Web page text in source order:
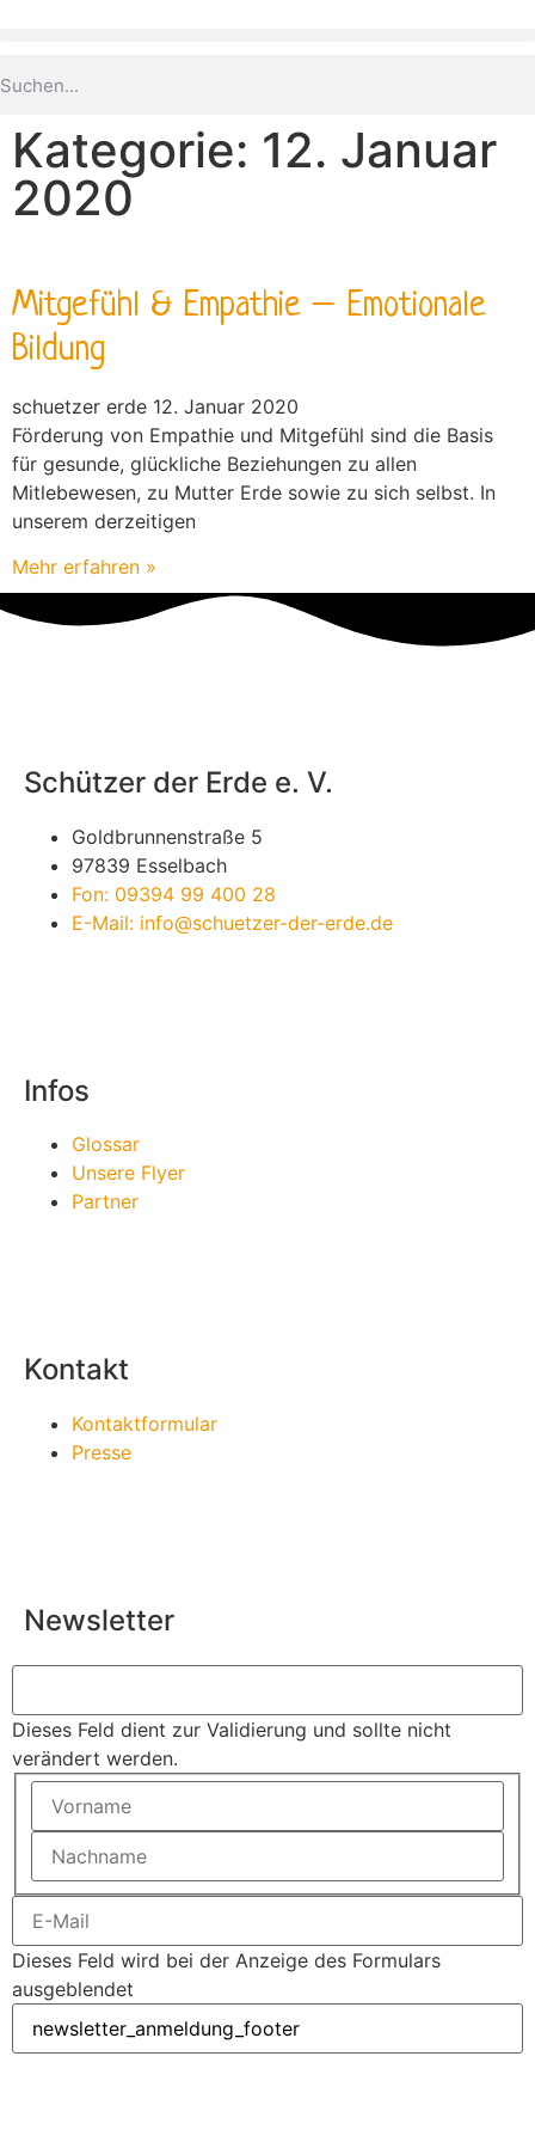
Kategorie: 12. Januar
2020
Mitgefühl & Empathie – Emotionale
Bildung
schuetzer erde 12. Januar 2020
Förderung von Empathie und Mitgefühl sind die Basis
für gesunde, glückliche Beziehungen zu allen
Mitlebewesen, zu Mutter Erde sowie zu sich selbst. In
unserem derzeitigen
Mehr erfahren »
Schützer der Erde e. V.
Goldbrunnenstraße 5
97839 Esselbach
Fon: 09394 99 400 28
E-Mail: info@schuetzer-der-erde.de
Infos
Glossar
Unsere Flyer
Partner
Kontakt
Kontaktformular
Presse
Newsletter
Dieses Feld dient zur Validierung und sollte nicht
verändert werden.
Dieses Feld wird bei der Anzeige des Formulars
ausgeblendet